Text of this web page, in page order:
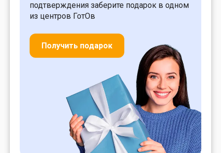
подтверждения заберите подарок в одном
из центров ГотОв
Получить подарок